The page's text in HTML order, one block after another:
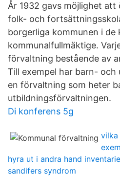
År 1932 gavs möjlighet
folk- och
borgerliga kommunen i de
kommunalfullmäktige.
förvaltning bestående av
Till exempel har barn- och
en förvaltning som heter
utbildningsförvaltningen.
Di konferens 5g
vilka
hyra ut i andra hand
sandifers syndrom